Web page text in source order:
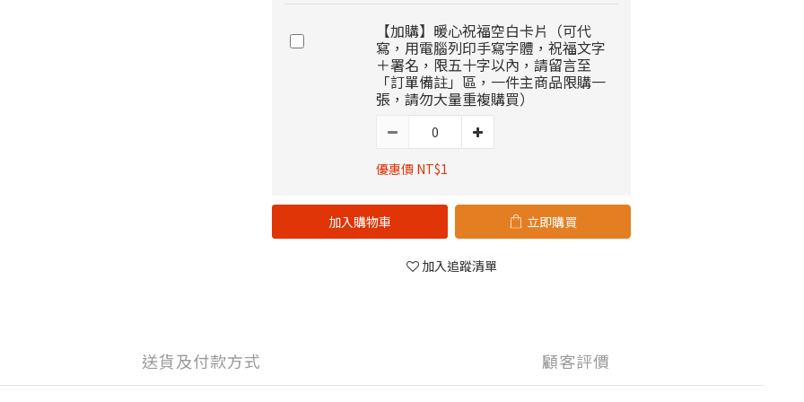
【加購】暖心祝福空白卡片（可代
寫，用電腦列印手寫字體，祝福文字
＋署名，限五十字以內，請留言至
「訂單備註」區，一件主商品限購一
張，請勿大量重複購買）
優惠價 NT$1
加入購物車 立即購買
加入追蹤清單
送貨及付款方式 顧客評價